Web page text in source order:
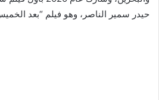
حيدر سمير الناصر، وهو فيلم “بعد